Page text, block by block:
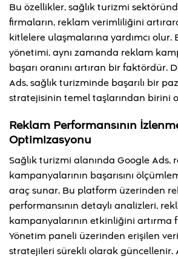
Bu özellikler, sağlık turizmi
firmaların, reklam verimliliğini
kitlelere ulaşmalarına yardımcı olur.
yönetimi, aynı zamanda reklam
başarı oranını artıran bir faktördür.
Ads, sağlık turizminde başarılı bir
stratejisinin temel taşlarından birini
Reklam Performansının
Optimizasyonu
Sağlık turizmi alanında Google Ads,
kampanyalarının başarısını
araç sunar. Bu platform üzerinden
performansının detaylı analizleri,
kampanyalarının etkinliğini artırma
Yönetim paneli üzerinden erişilen
stratejileri sürekli olarak güncellenir.